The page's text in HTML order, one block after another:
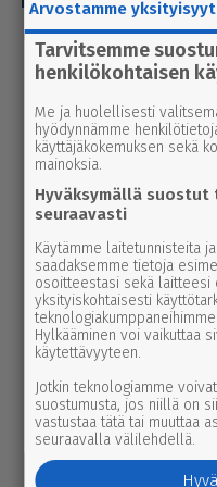
Tänään
urheilu 7.8.2026 14.00
Janne Ojala
uutinen7.8.2026 3.00
Suomeen –
nyt syytä
uutinen6.8.2026 9.15
hinko
tel­lään
Arvostamme
Tarvitsemme
henkilökohtaisen
Me ja huolellisesti
hyödynnämme
käyttäjäkokemuksen sekä
mainoksia.
Hyväksymällä
seuraavasti
Käytämme laitetunnisteita
saadaksemme tietoja
osoitteestasi sekä laitteesi
yksityiskohtaisesti
Hylkääminen voi vaikuttaa
käytettävyyteen.
Jotkin teknologiamme
suostumusta, jos niillä on
vastustaa tätä tai muuttaa
seuraavalla välilehdellä.